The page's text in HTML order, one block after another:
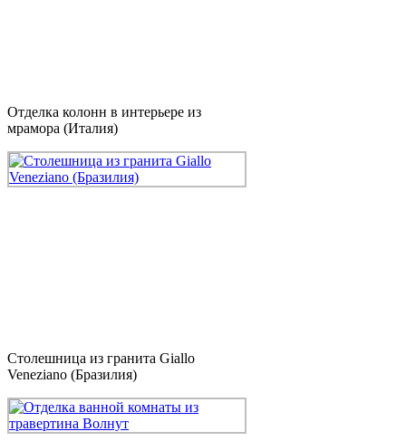
Отделка колонн в интерьере из
мрамора (Италия)
Столешница из гранита Giallo
Veneziano (Бразилия)